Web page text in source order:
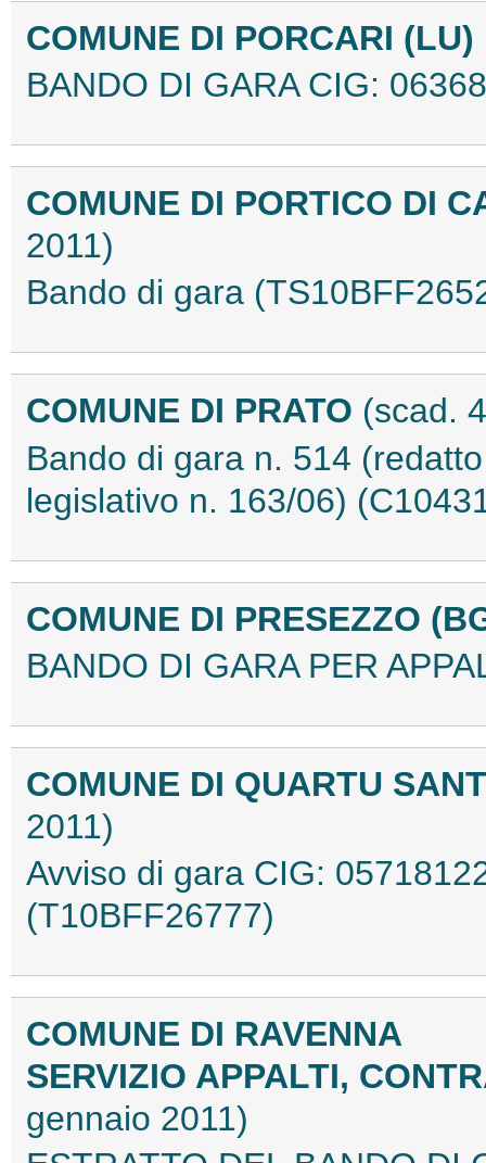
COMUNE DI PORCARI (LU)
BANDO DI GARA CIG:
COMUNE DI PORTICO DI
2011)
Bando di gara
COMUNE DI PRATO (scad.
Bando di gara n. 514
legislativo n. 163/06)
COMUNE DI PRESEZZO
BANDO DI GARA PER
COMUNE DI QUARTU
2011)
Avviso di gara CIG:
(T10BFF26777)
COMUNE DI RAVENNA
SERVIZIO APPALTI,
gennaio 2011)